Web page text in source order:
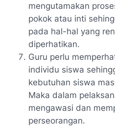
mengutamakan
pokok atau inti
pada hal-hal yang
diperhatikan.
Guru perlu
individu siswa
kebutuhan siswa
Maka dalam
mengawasi dan
perseorangan.